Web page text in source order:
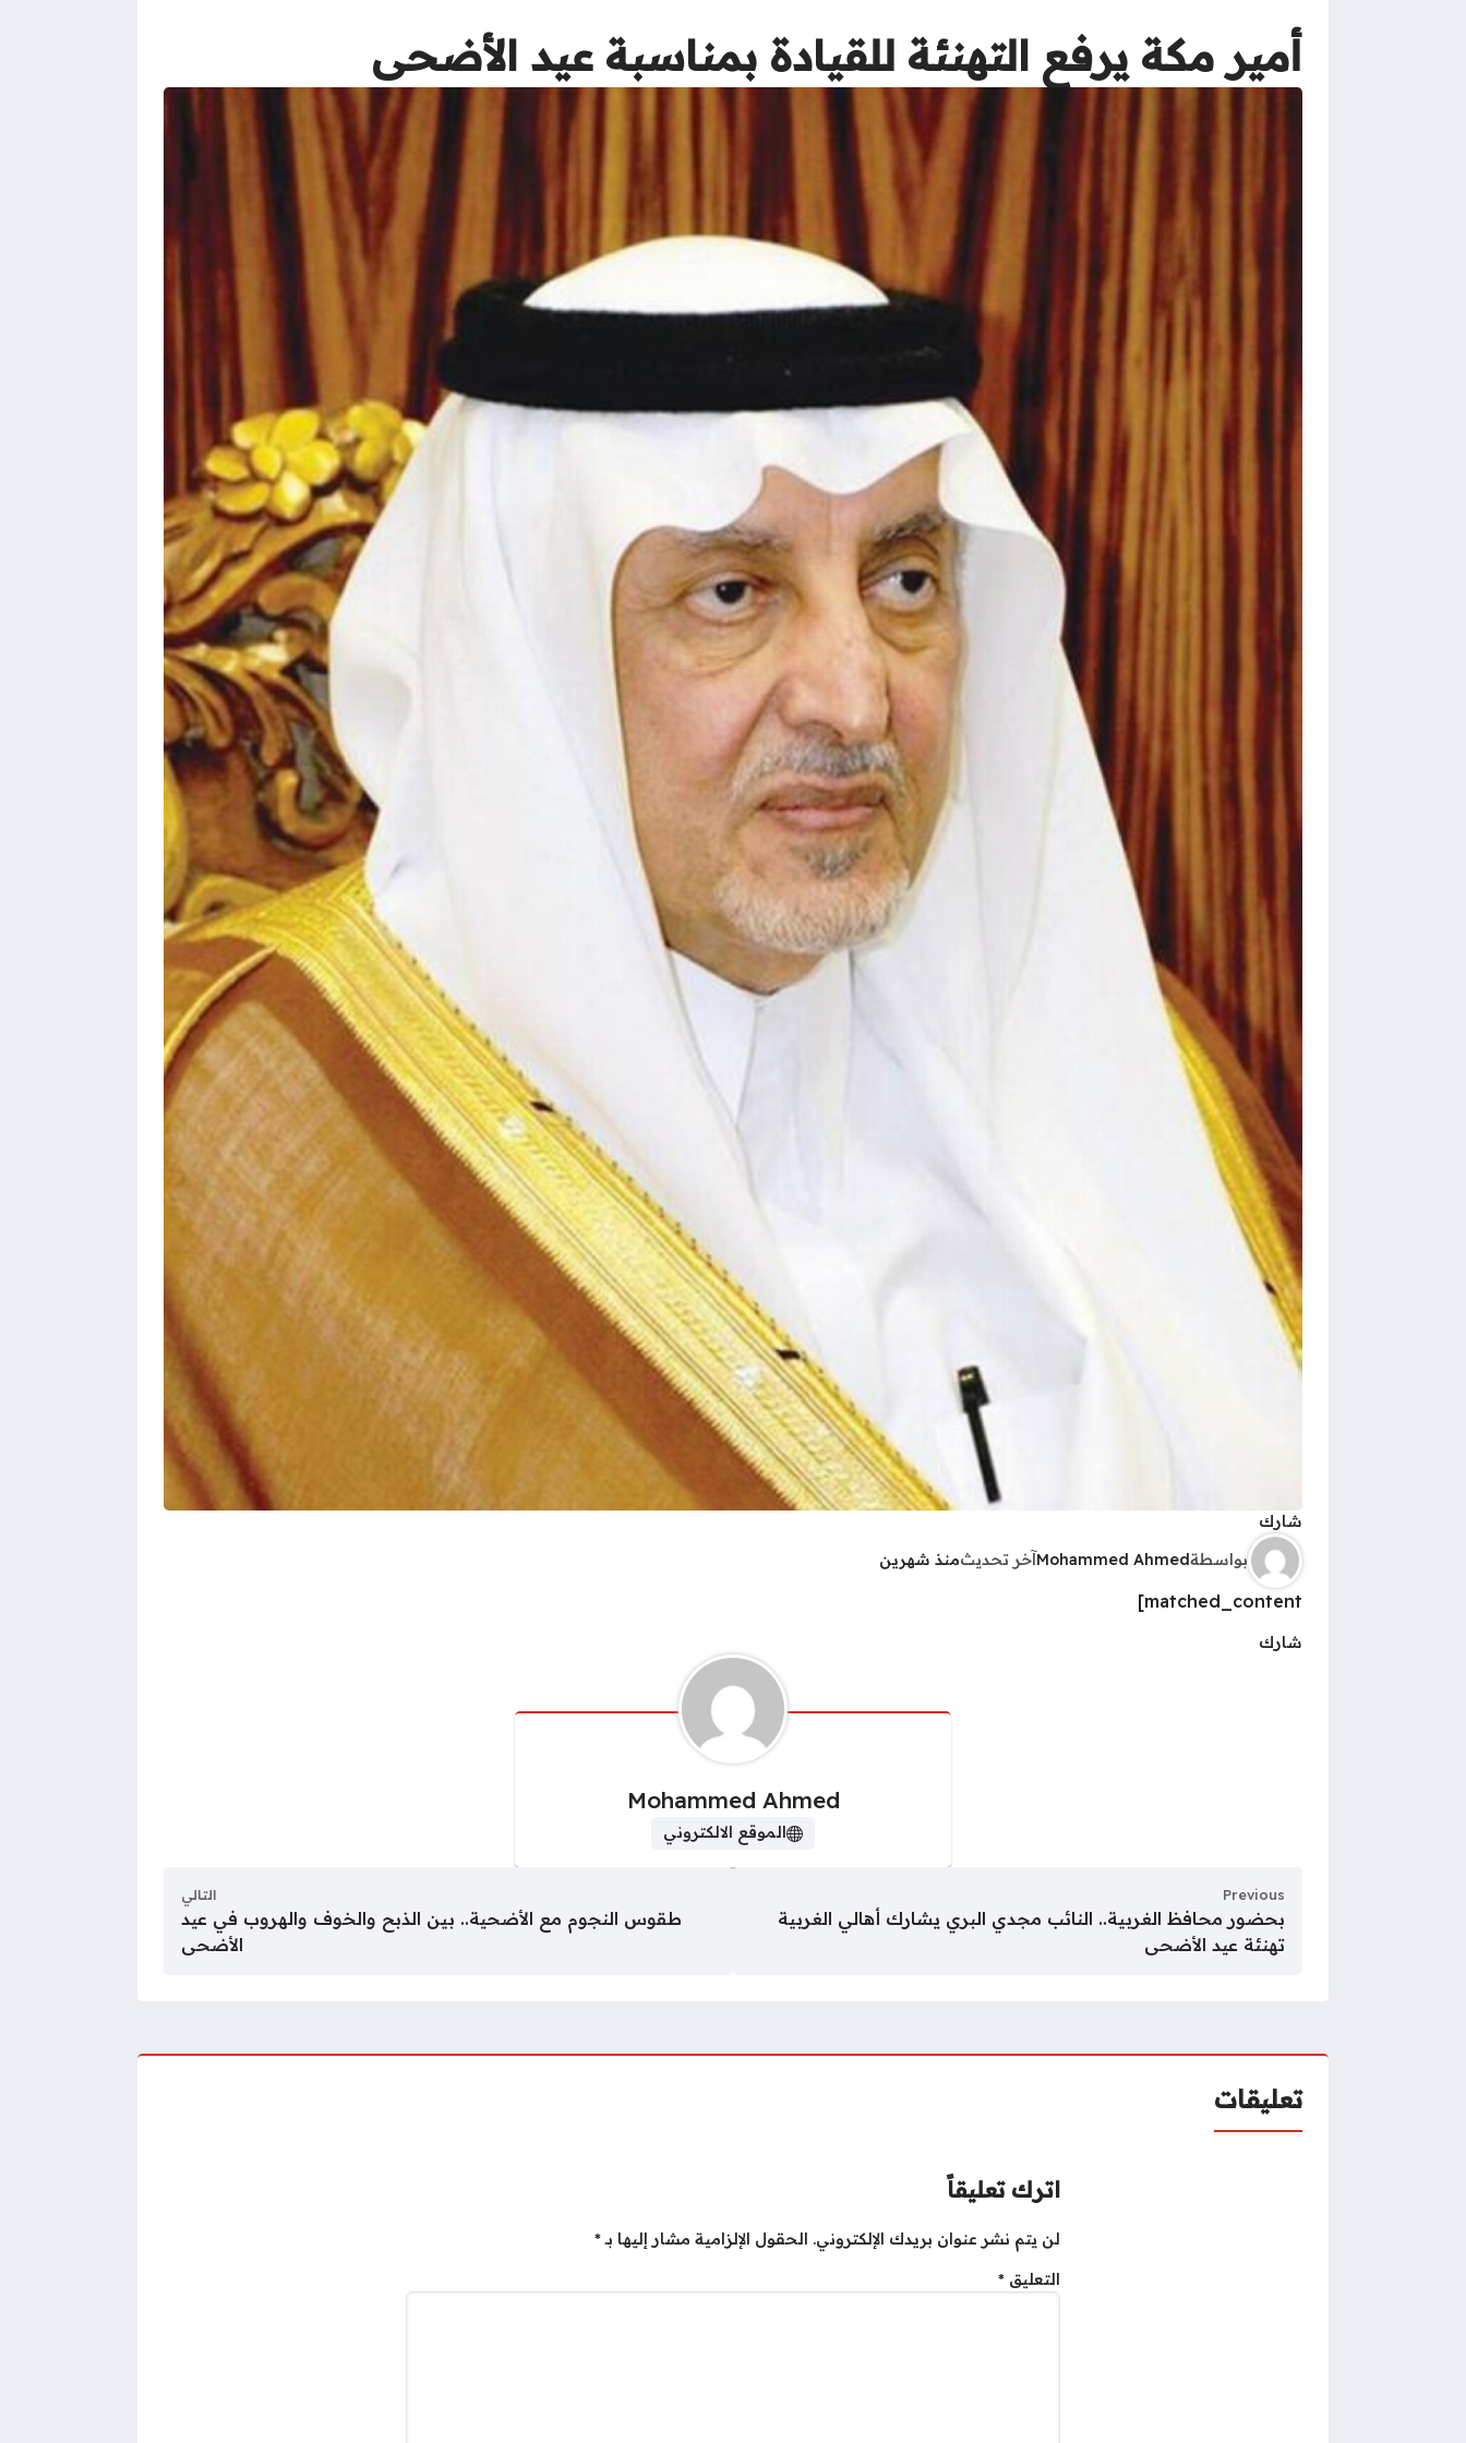
أمير مكة يرفع التهنئة للقيادة بمناسبة عيد الأضحى
شارك
بواسطةMohammed Ahmed آخر تحديثمنذ شهرين
matched_content]
شارك
Mohammed Ahmed
الموقع الالكتروني
Previous
بحضور محافظ الغربية.. النائب مجدي البري يشارك أهالي الغربية
تهنئة عيد الأضحى
التالي
طقوس النجوم مع الأضحية.. بين الذبح والخوف والهروب في عيد
الأضحى
تعليقات
اترك تعليقاً
لن يتم نشر عنوان بريدك الإلكتروني. الحقول الإلزامية مشار إليها بـ*
التعليق *